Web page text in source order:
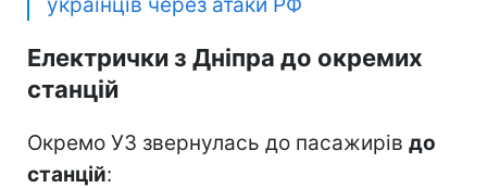
Електрички з Дніпра до окремих
станцій
Окремо УЗ звернулась до пасажирів до
станцій: